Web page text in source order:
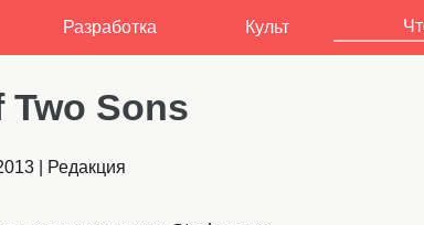
Разработка Культ
Sons
Редакция